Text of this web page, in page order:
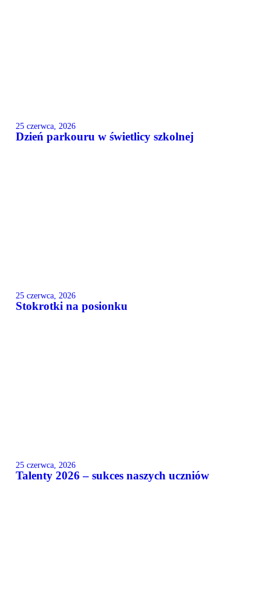
25 czerwca, 2026
Dzień parkouru w świetlicy szkolnej
25 czerwca, 2026
Stokrotki na posionku
25 czerwca, 2026
Talenty 2026 – sukces naszych uczniów